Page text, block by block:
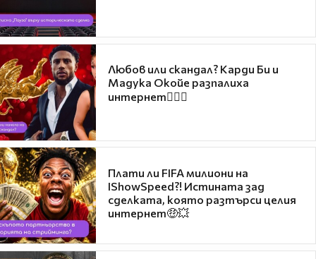
Любов или скандал? Карди Би и
Мадука Окойе разпалиха
интернет❤️‍🔥🔥
Плати ли FIFA милиони на
IShowSpeed?! Истината зад
сделката, която разтърси целия
интернет🤑💥